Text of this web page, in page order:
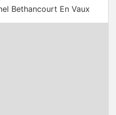
Bethancourt En Vaux